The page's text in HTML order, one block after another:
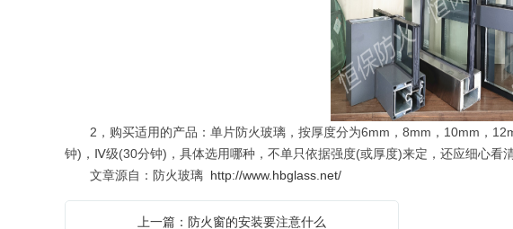
2，购买适用的产品：单片防火玻璃，按厚度分为6mm，8mm，10mm，
钟)，Ⅳ级(30分钟)，具体选用哪种，不单只依据强度(或厚度)来定，还应细心看
文章源自：防火玻璃 http://www.hbglass.net/
上一篇：防火窗的安装要注意什么